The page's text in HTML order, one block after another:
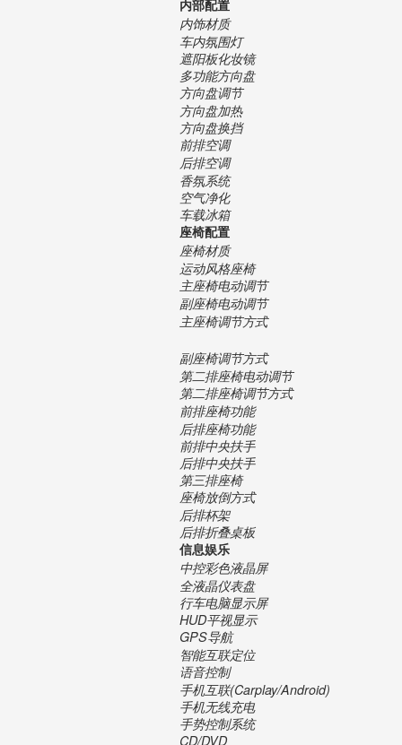
内部配置
内饰材质
车内氛围灯
遮阳板化妆镜
多功能方向盘
方向盘调节
方向盘加热
方向盘换挡
前排空调
后排空调
香氛系统
空气净化
车载冰箱
座椅配置
座椅材质
运动风格座椅
主座椅电动调节
副座椅电动调节
主座椅调节方式
副座椅调节方式
第二排座椅电动调节
第二排座椅调节方式
前排座椅功能
后排座椅功能
前排中央扶手
后排中央扶手
第三排座椅
座椅放倒方式
后排杯架
后排折叠桌板
信息娱乐
中控彩色液晶屏
全液晶仪表盘
行车电脑显示屏
HUD平视显示
GPS导航
智能互联定位
语音控制
手机互联(Carplay/Android)
手机无线充电
手势控制系统
CD/DVD